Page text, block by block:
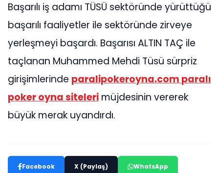
Başarılı iş adamı TÜSÜ sektöründe yürüttüğü
başarılı faaliyetler ile sektöründe zirveye
yerleşmeyi başardı. Başarısı ALTIN TAÇ ile
taçlanan Muhammed Mehdi Tüsü sürpriz
girişimlerinde paralipokeroyna.com paralı
poker oyna siteleri müjdesinin vererek
büyük merak uyandırdı.
Facebook X (Paylaş) WhatsApp